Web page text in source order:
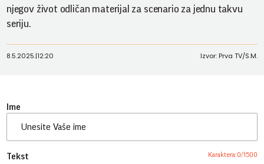
njegov život odličan materijal za scenario za jednu takvu
seriju.
8.5.2025.|12:20 Izvor: Prva TV/S.M.
Ime
Tekst Karaktera:0/1500